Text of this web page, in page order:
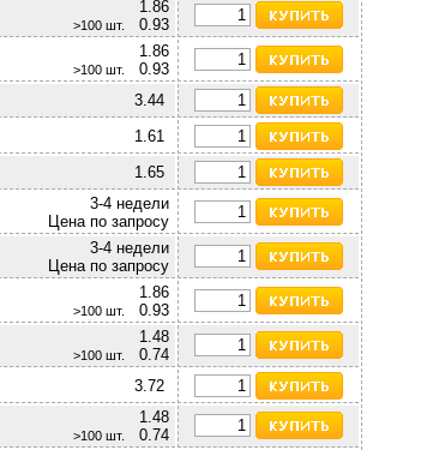
1.86
>100 шт.
0.93
1.86
>100 шт.
0.93
3.44
1.61
1.65
3-4 недели
Цена по запросу
3-4 недели
Цена по запросу
1.86
>100 шт.
0.93
1.48
>100 шт.
0.74
3.72
1.48
>100 шт.
0.74